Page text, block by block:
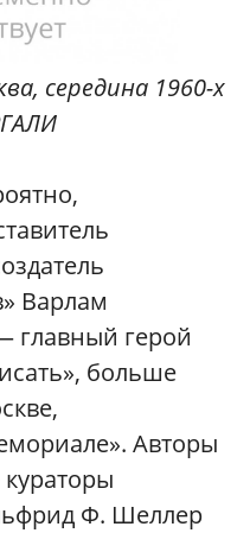
середина 1960-х
Варлам
герой
больше
Авторы
Ф. Шeллер